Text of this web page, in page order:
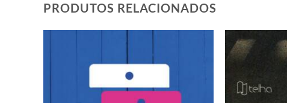
PRODUTOS RELACIONADOS